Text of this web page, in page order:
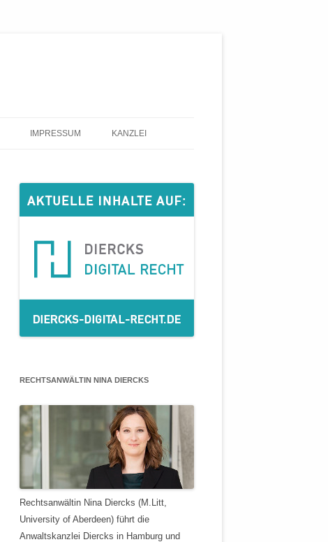
IMPRESSUM KANZLEI
RECHTSANWÄLTIN NINA DIERCKS
Rechtsanwältin Nina Diercks (M.Litt,
University of Aberdeen) führt die
Anwaltskanzlei Diercks in Hamburg und